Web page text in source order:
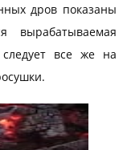
дров показаны
вырабатываемая
следует все же на